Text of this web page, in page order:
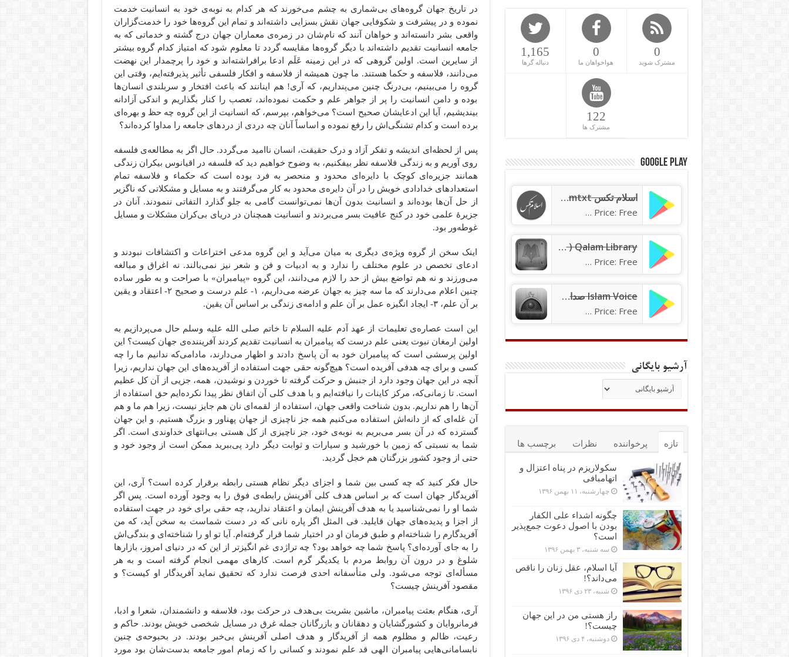
در تاریخ جهان گروه‌های بی‌شماری به چشم می‌خورند که هر کدام به نوبه‌ی خود به انسانیت خدمت
نموده و در پیشرفت و شکوفایی جهان نقش بسزایی داشته‌اند و تمام این گروه‌ها خود را خدمت‌گزاران
واقعی بشر دانسته‌اند و خواهان آنند که نام‌شان در زمره‌ی معماران جهان درج گشته و خدماتی که به
جامعه انسانیت تقدیم داشته‌اند با دیگر گروه‌ها مقایسه گردد تا معلوم شود که امتیاز کدام گروه بیشتر
از سایرین است. اولین گروهی که در این زمینه عَلَم ادعا برافراشته‌اند و خود را پرچمدار این نهضت
می‌دانند، فلاسفه و حکما هستند. ما چون همیشه از فلاسفه و افکار فلسفی تأثیر پذیرفته‌ایم، وقتی این
گروه را می‌بینیم، بی‌درنگ چنین می‌پنداریم، که آری! هم اینانند که باعث افتخار و سربلندی انسان‌ها
بوده و دامن انسانیت را پر از جواهر علم و حکمت نموده‌اند، تعصب را کنار بگذاریم و اندکی آزادانه
بیندیشیم، آیا این ادعایشان صحیح است؟ می‌خواهم، بپرسم، که انسانیت از این گروه چه حظ و بهره‌ای
برده است و کدام تشنگی‌اش را رفع نموده و اساساً آنان چه دردی از دردهای جامعه را مداوا کرده‌اند؟
پس از لحظه‌ای اندیشه و تفکر آزاد و درک حقیقت، انسان ناامید می‌گردد. حال اگر به مطالعه‌ی فلسفه
روی آوریم و به زندگی فلاسفه نظر بیفکنیم، به وضوح خواهیم دید که فلسفه در اقیانوس بیکران زندگی
همانند جزیره‌ای کوچک با دایره‌ای محدود و منحصر به فرد بوده است که حکماء و فلاسفه تمام
استعدادهای خدادادی خویش را در آن دایره‌ی محدود به کار می‌گرفتند و به مسایل و مشکلاتی که ناگزیر
از حل آن‌ها بوده‌اند و انسانیت بدون آن‌ها نمی‌توانست گامی به جلو گذارد التفاتی ننمودند. آنان در
جزیرۀ علمی خود در کنج عافیت بسر می‌بردند و انسانیت همچنان در دریای بی‌کران مشکلات و مسایل
غوطه‌ور بود.
اینک سخن از گروه ویژه‌ی دیگری به میان می‌آید و این گروه مدعی اختراعات و اکتشافات نبودند و
ادعای تخصص در علوم مختلف را ندارد و به ادبیات و فن و شعر نیز نمی‌بالند. نه اغراق و مبالغه
می‌ورزند و نه هم تواضع بیش از حد را لازم می‌دانند، این گروه «پیامبران» با صراحت و به طور ساده
چنین اعلام می‌دارند که ما سه چیز به جهان عرضه می‌داریم، ۱- علم درست و صحیح ۲- اعتقاد و یقین
بر آن علم، ۳- ایجاد انگیزه عمل بر آن علم و ادامه‌ی زندگی بر اساس آن یقین.
این است عصاره‌ی تعلیمات از عهد آدم علیه السلام تا خاتم صلی الله علیه وسلم حال می‌پردازیم به
اولین ارمغان نبوت یعنی علم درست که پیامبران به انسانیت تقدیم کردند آفریننده‌ی جهان کیست؟ این
اولین پرسشی است که پیامبران خود به آن پاسخ دادند و اظهار می‌دارند، مادامی‌که ندانیم ما را چه
کسی و برای چه هدفی آفریده است؟ هیچ‌گونه حقی جهت استفاده از آفریده‌های این جهان نداریم، زیرا
آنچه در این جهان وجود دارد از جنبش و حرکت گرفته تا خوردن و نوشیدن، همه، جزیی از آن کل عظیم
است. تا زمانی‌که، مرکز کاینات را نیافته‌ایم و با هدف کلی آن اتفاق نظر پیدا نکرده‌ایم حق استفاده از
آن‌ها را هم نداریم. بدون شناخت واقعی جهان، استفاده از لقمه‌ای نان هم جایز نیست، زیرا هم ما و هم
آن غله‌ای که از دانه‌اش استفاده می‌کنیم همه جز ناچیزی از جهان پهناور و بزرگ هستیم. و این جهان
گسترده که در آن بسر می‌بریم به نوبه‌ی خود، جز ناچیزی از کل هستی بی‌انتهای خداوندی است. اگر
شما به نسبتی که زمین با خورشید و سیارات و ثوابت دیگر دارد پی‌ببرید ممکن است از وجود خود و
حتی از وجود کشور بزرگتان هم خجل گردید.
حال فکر کنید که چه کسی بین شما و اجزای دیگر نظام هستی رابطه برقرار کرده است؟ آری، این
آفریدگار جهان است که بر اساس هدف کلی آفرینش رابطه‌ی فوق را به وجود آورده است. پس اگر
شما او را نمی‌شناسید یا به هدف آفرینش ایمان و اعتقاد ندارید، چه حقی برای خود در جهت استفاده
از اجزا و پدیده‌های جهان قایلید. فی المثل اگر پاره نانی که در دست شماست به سخن آید، که من
آفریدگارم را شناخته‌ام و طبق فرمان او در اختیار شما قرار گرفته‌ام. آیا تو او را شناخته‌ای و بندگی‌اش
را به جای آورده‌ای؟ پاسخ شما چه خواهد بود؟ چه تراژدی غم انگیزتر از این که در دنیای امروز، بازارها
شلوغ و در درون آن روابط مردم با یکدیگر گرم است. کارهای مهمی انجام گرفته است و به هر
مسأله‌ای توجه می‌شود. ولی متأسفانه احدی فرصت ندارد که تحقیق نماید آفریدگار او کیست؟ و
مقصود آفرینش چیست؟
آری، هنگام بعثت پیامبران، ماشین بشریت بی‌هدف در حرکت بود، فلاسفه و دانشمندان، شعرا و ادبا،
فرمانروایان و کشورگشایان و دهقانان و بازرگانان جمله غرق در مسایل شخصی خویش بودند. حاکم و
رعیت، ظالم و مظلوم همه از آفریدگار و هدف اصلی آفرینش بی‌خبر بودند. در بحبوحه‌ی چنین
نابسامانی‌هایی پیامبران الهی قد علم نمودند و کسانی را که زمام امور جامعه بدست‌شان بود مورد
0
مشترک شوید
0
هواخواهان ما
1,165
دنباله گرها
122
مشترک ها
Google Play
اسلام تکس islamtxt
Price: Free
Qalam Library ( کتابخانه قلم )
Price: Free
Islam Voice صدای اسلام
Price: Free
آرشیو بایگانی
تازه پرخواننده نظرات برچسب ها
سکولاریزم در پناه اعتزال و
اتهام‎بافی
چهارشنبه، ۱۱ بهمن ۱۳۹۶
چگونه اشداء علی الکفار
بودن با اصول دعوت جمع‌پذیر
است؟
سه شنبه، ۳ بهمن ۱۳۹۶
آیا اسلام، عقل زنان را ناقص
می‌داند؟!
شنبه، ۲۳ دی ۱۳۹۶
راز هستی من در این جهان
چیست؟!
دوشنبه، ۴ دی ۱۳۹۶